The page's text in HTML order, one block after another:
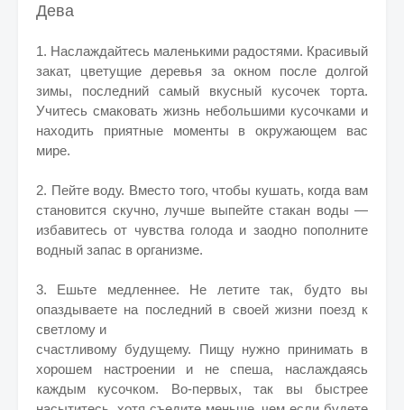
Дева
1. Наслаждайтесь маленькими радостями. Красивый
закат, цветущие деревья за окном после долгой
зимы, последний самый вкусный кусочек торта.
Учитесь смаковать жизнь небольшими кусочками и
находить приятные моменты в окружающем вас
мире.
2. Пейте воду. Вместо того, чтобы кушать, когда вам
становится скучно, лучше выпейте стакан воды —
избавитесь от чувства голода и заодно пополните
водный запас в организме.
3. Ешьте медленнее. Не летите так, будто вы
опаздываете на последний в своей жизни поезд к
светлому и
счастливому будущему. Пищу нужно принимать в
хорошем настроении и не спеша, наслаждаясь
каждым кусочком. Во-первых, так вы быстрее